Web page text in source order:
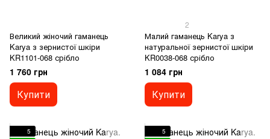
Великий жіночий гаманець
Karya з зернистої шкіри
KR1101-068 срібло
1 760 грн
Купити
2
Малий гаманець Karya з
натуральної зернистої шкіри
KR0038-068 срібло
1 084 грн
Купити
5
5